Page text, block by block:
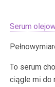
Serum
To serum
ciągle mi do